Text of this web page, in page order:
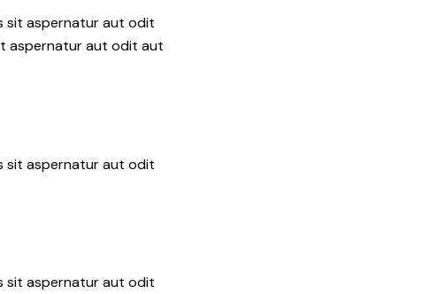
sit aspernatur aut odit
aspernatur aut odit aut
sit aspernatur aut odit
sit aspernatur aut odit